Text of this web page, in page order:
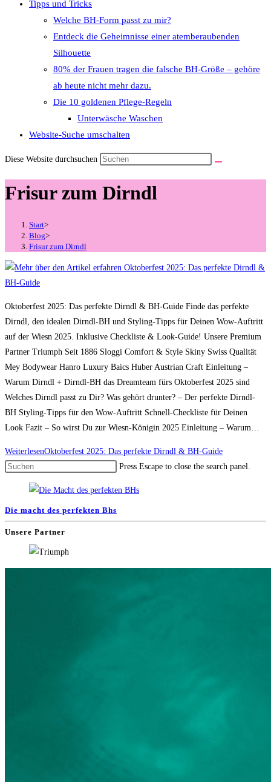
Tipps und Tricks
Welche BH-Form passt zu mir?
Entdeck die Geheimnisse einer atemberaubenden
Silhouette
80% der Frauen tragen die falsche BH-Größe – gehöre
ab heute nicht mehr dazu.
Die 10 goldenen Pflege-Regeln
Unterwäsche Waschen
Website-Suche umschalten
Diese Website durchsuchen
Frisur zum Dirndl
Start>
Blog>
Frisur zum Dirndl
Oktoberfest 2025: Das perfekte Dirndl & BH-Guide Finde das perfekte
Dirndl, den idealen Dirndl-BH und Styling-Tipps für Deinen Wow-Auftritt
auf der Wiesn 2025. Inklusive Checkliste & Look-Guide! Unsere Premium
Partner Triumph Seit 1886 Sloggi Comfort & Style Skiny Swiss Qualität
Mey Bodywear Hanro Luxury Baics Huber Austrian Craft Einleitung –
Warum Dirndl + Dirndl-BH das Dreamteam fürs Oktoberfest 2025 sind
Welches Dirndl passt zu Dir? Was gehört drunter? – Der perfekte Dirndl-
BH Styling-Tipps für den Wow-Auftritt Schnell-Checkliste für Deinen
Look Fazit – So wirst Du zur Wiesn-Königin 2025 Einleitung – Warum…
WeiterlesenOktoberfest 2025: Das perfekte Dirndl & BH-Guide
Press Escape to close the search panel.
Die macht des perfekten Bhs
Unsere Partner